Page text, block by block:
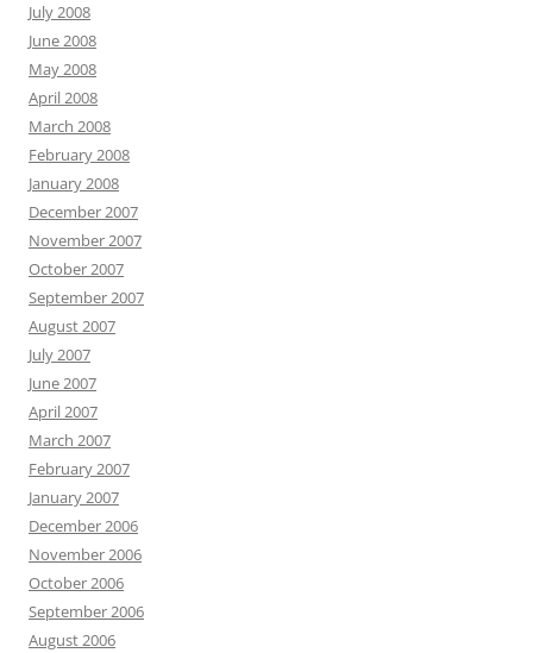
July 2008
June 2008
May 2008
April 2008
March 2008
February 2008
January 2008
December 2007
November 2007
October 2007
September 2007
August 2007
July 2007
June 2007
April 2007
March 2007
February 2007
January 2007
December 2006
November 2006
October 2006
September 2006
August 2006